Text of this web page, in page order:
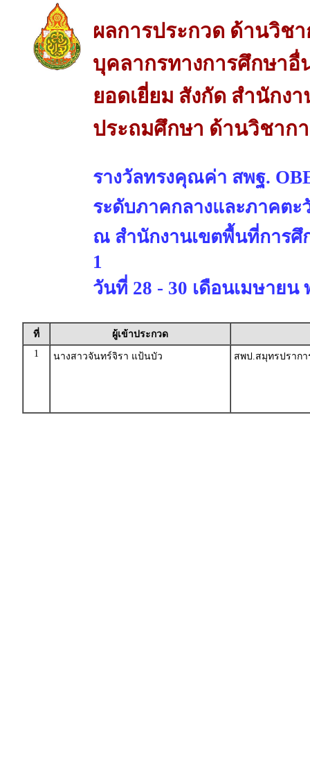
ผลการประกวด ด้านวิชา
บุคลากรทางการศึกษาอื่
ยอดเยี่ยม สังกัด สำนักง
ประถมศึกษา ด้านวิชาก
รางวัลทรงคุณค่า สพฐ.
ระดับภาคกลางและภาคตะ
ณ สำนักงานเขตพื้นที่การศึ
1
วันที่ 28 - 30 เดือนเมษายน
ที่
ผู้เข้าประกวด
1
นางสาวจันทร์จิรา แป้นบัว สพป.สมุทรปรากา